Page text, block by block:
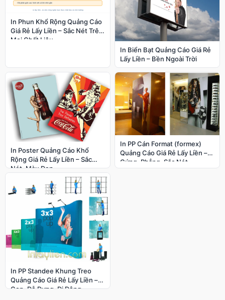
In Phun Khổ Rộng Quảng Cáo
Giá Rẻ Lấy Liền – Sắc Nét Trên
Mọi Chất Liệu
In Biển Bạt Quảng Cáo Giá Rẻ
Lấy Liền – Bền Ngoài Trời
In Poster Quảng Cáo Khổ
Rộng Giá Rẻ Lấy Liền – Sắc
Nét, Màu Đẹp
In PP Cán Format (formex)
Quảng Cáo Giá Rẻ Lấy Liền –
Cứng, Phẳng, Sắc Nét
In PP Standee Khung Treo
Quảng Cáo Giá Rẻ Lấy Liền –
Gọn, Dễ Dựng, Di Động